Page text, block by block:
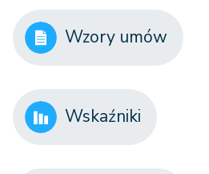
Wzory umów
Wskaźniki